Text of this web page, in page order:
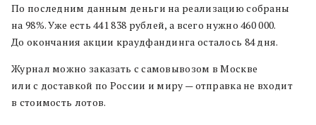
По последним данным деньги на реализацию собраны
на 98%. Уже есть 441 838 рублей, а всего нужно 460 000.
До окончания акции краудфандинга осталось 84 дня.
Журнал можно заказать с самовывозом в Москве
или с доставкой по России и миру — отправка не входит
в стоимость лотов.